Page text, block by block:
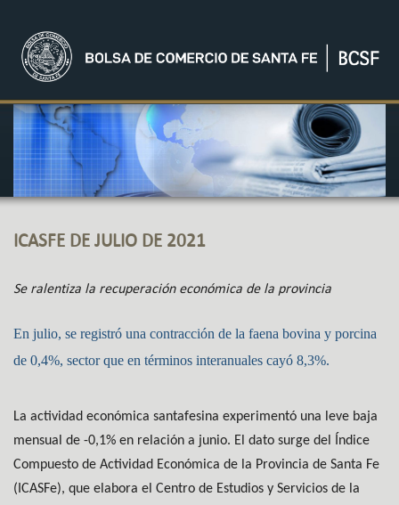
ICASFE DE JULIO DE 2021
Se ralentiza la recuperación económica de la provincia
En julio, se registró una contracción de la faena bovina y porcina
de 0,4%, sector que en términos interanuales cayó 8,3%.
La actividad económica santafesina experimentó una leve baja
mensual de -0,1% en relación a junio. El dato surge del Índice
Compuesto de Actividad Económica de la Provincia de Santa Fe
(ICASFe), que elabora el Centro de Estudios y Servicios de la